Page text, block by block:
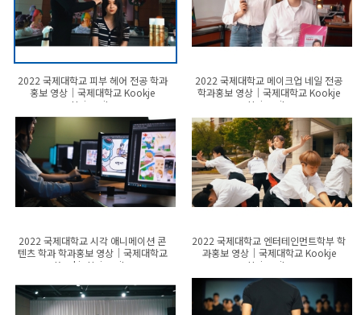
2022 국제대학교 피부 헤어 전공 학과
홍보 영상│국제대학교 Kookje
University
2022 국제대학교 메이크업 네일 전공
학과홍보 영상│국제대학교 Kookje
University
2022 국제대학교 시각 애니메이션 콘
텐츠 학과 학과홍보 영상│국제대학교
Kookje University
2022 국제대학교 엔터테인먼트학부 학
과홍보 영상│국제대학교 Kookje
University